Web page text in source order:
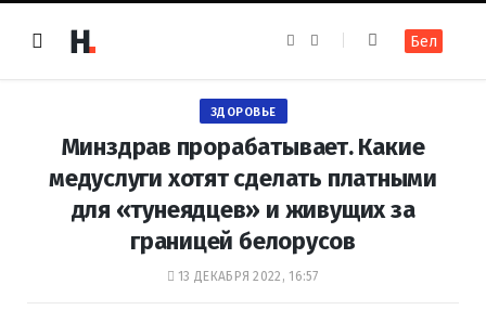
e
k
t
a
m
Бел
ЗДОРОВЬЕ
Минздрав прорабатывает. Какие
медуслуги хотят сделать платными
для «тунеядцев» и живущих за
границей белорусов
13 ДЕКАБРЯ 2022, 16:57